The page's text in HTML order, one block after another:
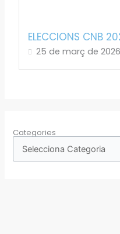
ELECCIONS CNB
25 de març de 2026
Categories